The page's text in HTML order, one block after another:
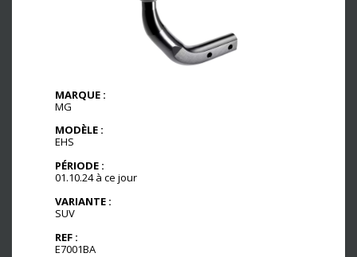
MARQUE :
MG
MODÈLE :
EHS
PÉRIODE :
01.10.24 à ce jour
VARIANTE :
SUV
REF :
E7001BA